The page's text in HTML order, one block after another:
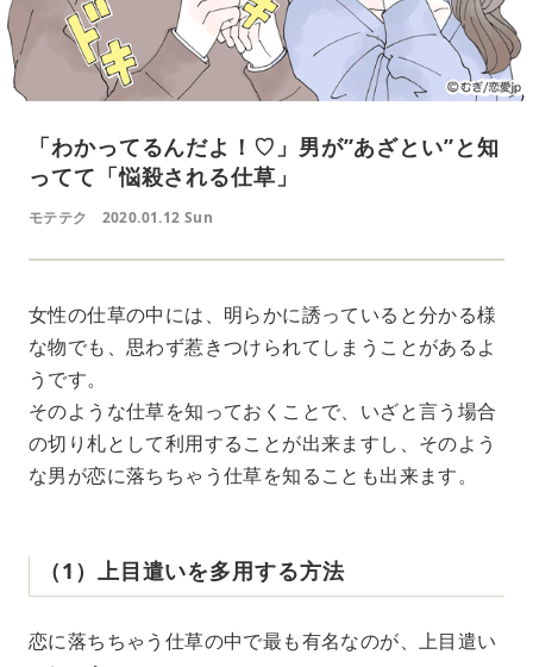
「わかってるんだよ！♡」男が”あざとい”と知
ってて「悩殺される仕草」
モテテク 2020.01.12 Sun
女性の仕草の中には、明らかに誘っていると分かる様
な物でも、思わず惹きつけられてしまうことがあるよ
うです。
そのような仕草を知っておくことで、いざと言う場合
の切り札として利用することが出来ますし、そのよう
な男が恋に落ちちゃう仕草を知ることも出来ます。
（1）上目遣いを多用する方法
恋に落ちちゃう仕草の中で最も有名なのが、上目遣い